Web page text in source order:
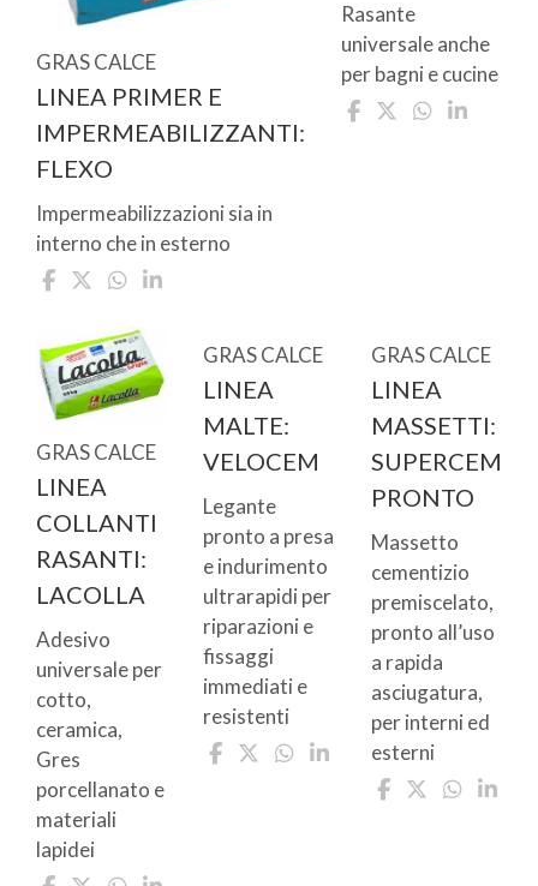
GRAS CALCE
LINEA PRIMER E
IMPERMEABILIZZANTI:
FLEXO
Impermeabilizzazioni sia in
interno che in esterno
Rasante
universale anche
per bagni e cucine
GRAS CALCE
LINEA
COLLANTI
RASANTI:
LACOLLA
Adesivo
universale per
cotto,
ceramica,
Gres
porcellanato e
materiali
lapidei
GRAS CALCE
LINEA
MALTE:
VELOCEM
Legante
pronto a presa
e indurimento
ultrarapidi per
riparazioni e
fissaggi
immediati e
resistenti
GRAS CALCE
LINEA
MASSETTI:
SUPERCEM
PRONTO
Massetto
cementizio
premiscelato,
pronto all’uso
a rapida
asciugatura,
per interni ed
esterni